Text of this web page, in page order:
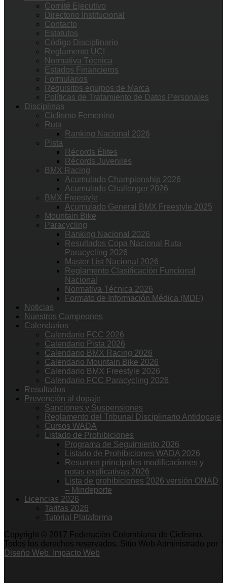
Comité Ejecutivo
Directorio Institucional
Contacto
Estatutos
Código Disciplinario
Reglamento UCI
Normativa Técnica
Estados Financieros
Formularios
Requisitos equipos de Marca
Políticas de Tratamiento de Datos Personales
Disciplinas
Ciclismo Femenino
Ruta
Ranking Nacional 2026
Pista
Récords Élites
Récords Juveniles
BMX Racing
Acumulado Championship 2026
Acumulado Challenger 2026
BMX Freestyle
Acumulado General BMX Freestyle 2025
Mountain Bike
Paracycling
Ranking Nacional 2026
Resultados Copa Nacional Ruta
Paracycling 2026
Master List Nacional 2026
Reglamento Clasificación Funcional
Nacional
Normativa Técnica 2026
Formato de Información Médica (MDF)
Noticias
Nuestros Campeones
Calendarios
Calendario FCC 2026
Calendario Pista 2026
Calendario BMX Racing 2026
Calendario Mountain Bike 2026
Calendario BMX Freestyle 2026
Calendario FCC Paracycling 2026
Resultados
Prevención al dopaje
Sanciones y Suspensiones
Reglamento del Tribunal Disciplinario Antidopaje
Cursos WADA
Listado de Prohibiciones
Programa de Seguimiento 2026
Listado de Prohibiciones WADA 2026
Resumen principales modificaciones y
notas explicativas 2026
Lista de prohibiciones 2026 versión ONAD
– Mindeporte
Licencias 2026
Tarifas 2026
Tutorial Plataforma
Copyright © 2017 Federación Colombiana de Ciclismo.
Todos los derechos reservados. Sitio Web Administrado por
Diseño Web. Impacto Web